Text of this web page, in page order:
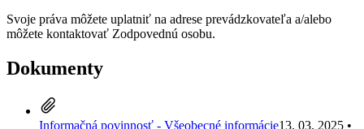
Svoje práva môžete uplatniť na adrese prevádzkovateľa a/alebo
môžete kontaktovať Zodpovednú osobu.
Dokumenty
Informačná povinnosť - Všeobecné informácie13. 03. 2025 •